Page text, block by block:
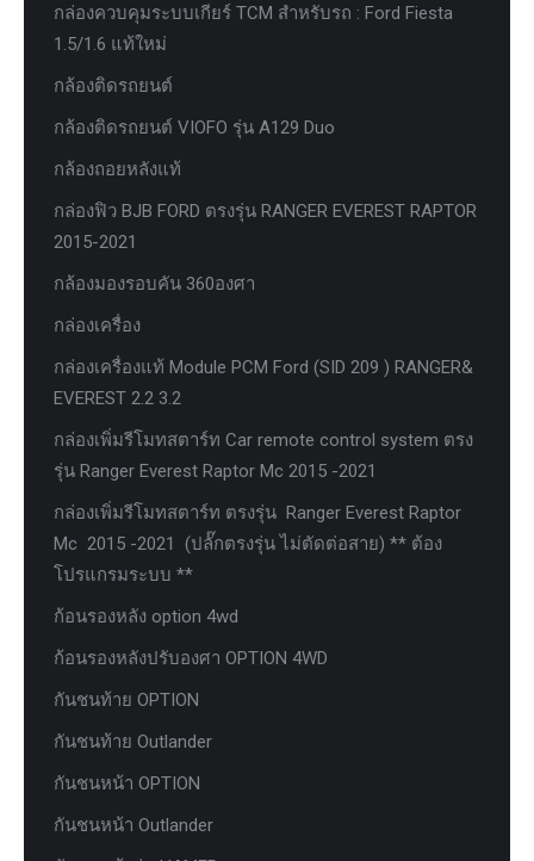
กล่องควบคุมระบบเกียร์ TCM สำหรับรถ : Ford Fiesta
1.5/1.6 แท้ใหม่
กล้องติดรถยนต์
กล้องติดรถยนต์ VIOFO รุ่น A129 Duo
กล้องถอยหลังแท้
กล่องฟิว BJB FORD ตรงรุ่น RANGER EVEREST RAPTOR
2015-2021
กล้องมองรอบคัน 360องศา
กล่องเครื่อง
กล่องเครื่องแท้ Module PCM Ford (SID 209 ) RANGER&
EVEREST 2.2 3.2
กล่องเพิ่มรีโมทสตาร์ท Car remote control system ตรง
รุ่น Ranger Everest Raptor Mc 2015 -2021
กล่องเพิ่มรีโมทสตาร์ท ตรงรุ่น Ranger Everest Raptor
Mc 2015 -2021 (ปลั๊กตรงรุ่น ไม่ตัดต่อสาย) ** ต้อง
โปรแกรมระบบ **
ก้อนรองหลัง option 4wd
ก้อนรองหลังปรับองศา OPTION 4WD
กันชนท้าย OPTION
กันชนท้าย Outlander
กันชนหน้า OPTION
กันชนหน้า Outlander